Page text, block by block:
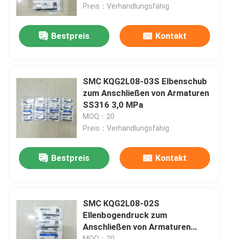
Videos
Über uns
Qualitätskontrolle
Kontakt mit uns
Neuigkeiten
Bitte um ein Angebot
Pneumatische Rohrverbindungen
Preis：Verhandlungsfähig
Bestpreis Kontakt
SMC KQG2L08-03S Elbenschub
zum Anschließen von Armaturen
SS316 3,0 MPa
MOQ：20
Preis：Verhandlungsfähig
Bestpreis Kontakt
SMC KQG2L08-02S
Ellenbogendruck zum
Anschließen von Armaturen